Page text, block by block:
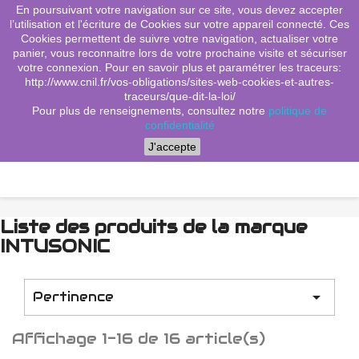
shopping_cart (0)

search
Menu
Liste des produits de la marque
INTUSONIC
Pertinence 
Affichage 1-16 de 16 article(s)
En poursuivant votre navigation sur ce site, vous devez accepter
l’utilisation et l'écriture de Cookies sur votre appareil connecté. Ces
Cookies permettent de suivre votre navigation, actualiser votre
panier, vous reconnaitre lors de votre prochaine visite et sécuriser
votre connexion. Pour en savoir plus et paramétrer les traceurs:
http://www.cnil.fr/vos-obligations/sites-web-cookies-et-autres-
traceurs/que-dit-la-loi/
Pour plus de renseignements, consultez notre politique de
confidentialité
J'accepte